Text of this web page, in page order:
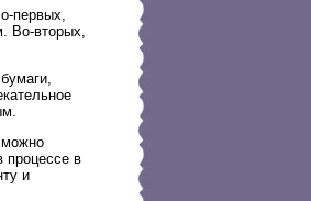
первых,
Во-вторых,
можно
процессе в
и